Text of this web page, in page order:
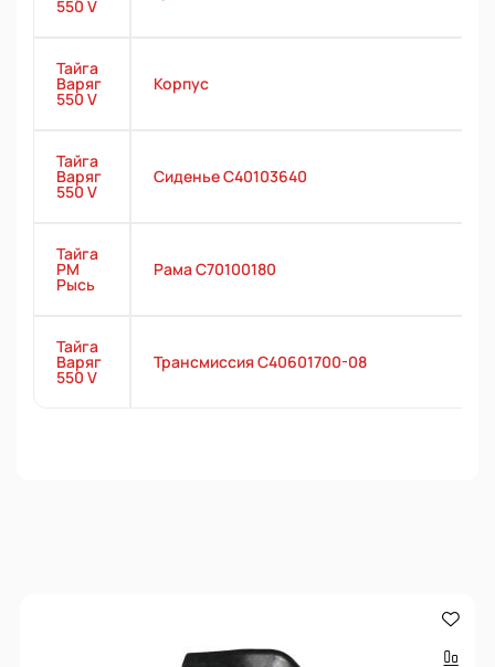
550 V
Тайга
Варяг
550 V
Корпус
Тайга
Варяг
550 V
Сиденье С40103640
Тайга
РМ
Рысь
Рама C70100180
Тайга
Варяг
550 V
Трансмиссия С40601700-08